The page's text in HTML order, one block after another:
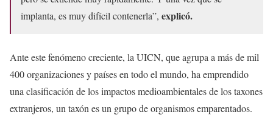
implanta, es muy difícil contenerla”, explicó.
Ante este fenómeno creciente, la UICN, que agrupa a más de mil
400 organizaciones y países en todo el mundo, ha emprendido
una clasificación de los impactos medioambientales de los taxones
extranjeros, un taxón es un grupo de organismos emparentados.